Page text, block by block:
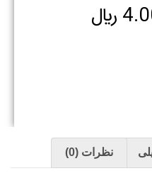
﷼
نظرات (0)